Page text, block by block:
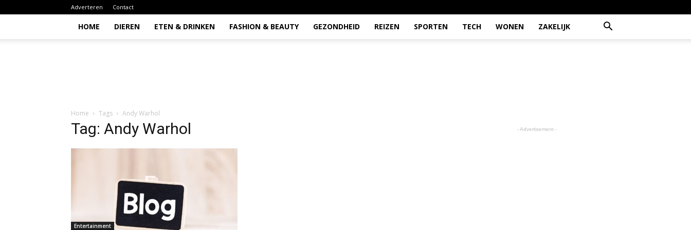
Adverteren Contact
HOME DIEREN ETEN & DRINKEN FASHION & BEAUTY GEZONDHEID REIZEN SPORTEN TECH WONEN ZAKELIJK
Home Tags Andy Warhol
Tag: Andy Warhol
Entertainment
- Advertisement -